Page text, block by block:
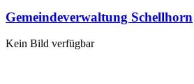
Gemeindeverwaltung Schellhorn
Kein Bild verfügbar